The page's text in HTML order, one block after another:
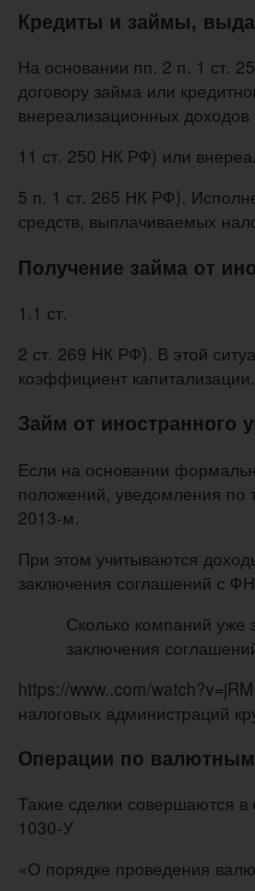
Кредиты и займы,
На основании пп. 2 п. 1 ст.
договору займа или
внереализационных доходов
11 ст. 250 НК РФ) или
5 п. 1 ст. 265 НК РФ).
средств, выплачиваемых
Получение займа от
1.1 ст.
2 ст. 269 НК РФ). В этой
коэффициент
Займ от иностранного
Если на основании
положений, уведомления по
2013-м.
При этом учитываются
заключения соглашений с
Сколько компаний уже
заключения
https://www..com/
налоговых администраций
Операции по
Такие сделки совершаются
1030-У
«О порядке проведения